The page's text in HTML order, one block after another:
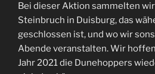
Bei dieser Aktion sammelten
Steinbruch in Duisburg, das
geschlossen ist, und wo wir
Abende veranstalten. Wir
Jahr 2021 die Dunehoppers